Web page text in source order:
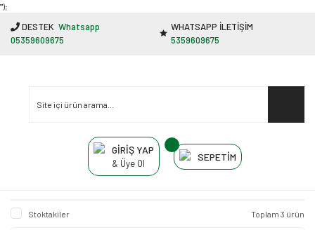
"');
DESTEK Whatsapp
05359609675
WHATSAPP İLETİŞİM
5359609675
GİRİŞ YAP
& Üye Ol
SEPETİM
Stoktakiler Toplam 3 ürün